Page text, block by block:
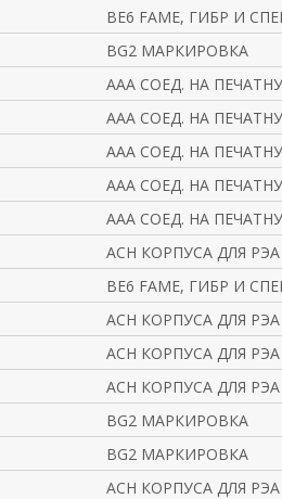
BE6 FAME, ГИБР И
BG2 МАРКИРОВКА
AAA СОЕД. НА
AAA СОЕД. НА
AAA СОЕД. НА
AAA СОЕД. НА
AAA СОЕД. НА
ACH КОРПУСА ДЛЯ РЭА
BE6 FAME, ГИБР И
ACH КОРПУСА ДЛЯ РЭА
ACH КОРПУСА ДЛЯ РЭА
ACH КОРПУСА ДЛЯ РЭА
BG2 МАРКИРОВКА
BG2 МАРКИРОВКА
ACH КОРПУСА ДЛЯ РЭА